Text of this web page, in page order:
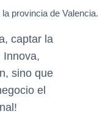
provincia de Valencia.
captar la
Innova,
sino que
el